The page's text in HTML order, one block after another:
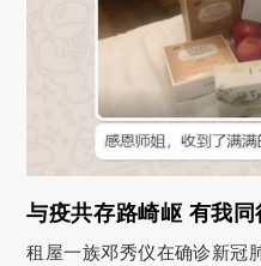
与疫共存路崎岖 有我同
租屋一族邓秀仪在确诊新冠